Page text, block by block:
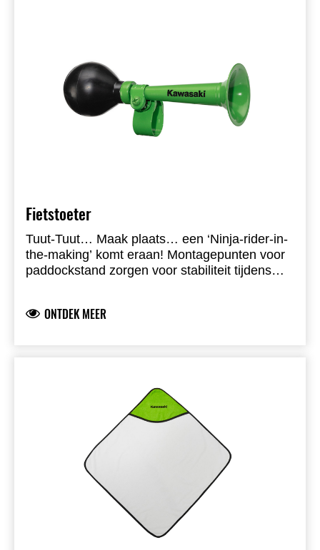
Fietstoeter
Tuut-Tuut… Maak plaats… een ‘Ninja-rider-in-
the-making’ komt eraan! Montagepunten voor
paddockstand zorgen voor stabiliteit tijdens
motor eenvoudig en veilig kan worden opgetild.
ONTDEK MEER